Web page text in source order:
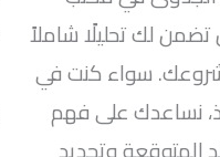
تضمن لك تحليلًا شاملاً
سواء كنت في
نساعدك على فهم